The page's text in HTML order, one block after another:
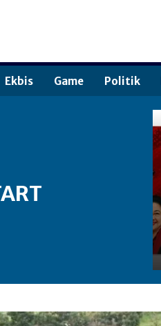
Ekbis Game Politik